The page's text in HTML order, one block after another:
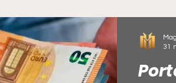
ne peut
Pouvoirs
31